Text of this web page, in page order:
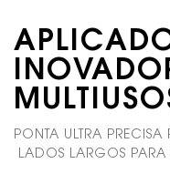
PONTA ULTRA
LADOS LARGOS